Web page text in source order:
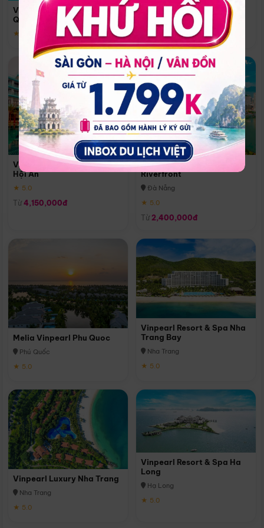
Vinpearl Resort & Spa Phu
Quoc
★ 5.0
Quoc
Phú Quốc
★ 5.0
Vinpearl Resort & Golf Nam
Hội An
★ 5.0
Từ 4,150,000đ
Melia Vinpearl Danang
Riverfront
Đà Nẵng
★ 5.0
Từ 2,400,000đ
Melia Vinpearl Phu Quoc
Phú Quốc
★ 5.0
Vinpearl Resort & Spa Nha
Trang Bay
Nha Trang
★ 5.0
Vinpearl Luxury Nha Trang
Nha Trang
★ 5.0
Vinpearl Resort & Spa Ha
Long
Hạ Long
★ 5.0